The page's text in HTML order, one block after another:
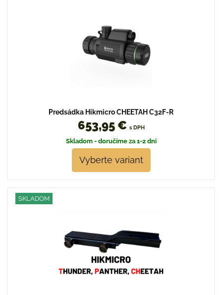
Predsádka Hikmicro CHEETAH C32F-R
653,95 € s DPH
Skladom - doručíme za 1-2 dni
Vyberte variant
SKLADOM